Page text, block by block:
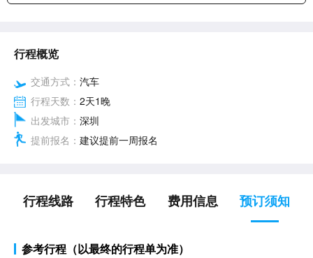
行程概览
交通方式： 汽车
行程天数： 2天1晚
出发城市： 深圳
提前报名： 建议提前一周报名
行程线路 行程特色 费用信息 预订须知
参考行程（以最终的行程单为准）